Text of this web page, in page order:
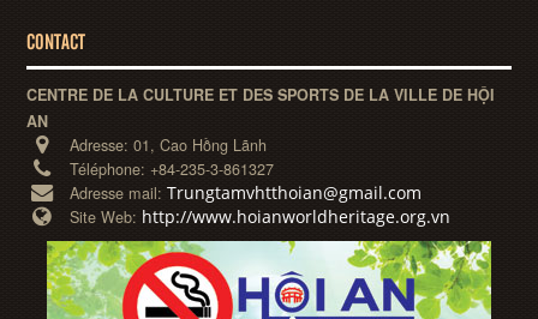
CONTACT
CENTRE DE LA CULTURE ET DES SPORTS DE LA VILLE DE HỘI
AN
Adresse:01, Cao Hồng Lãnh
Téléphone:+84-235-3-861327
Adresse mail:Trungtamvhtthoian@gmail.com
Site Web: http://www.hoianworldheritage.org.vn